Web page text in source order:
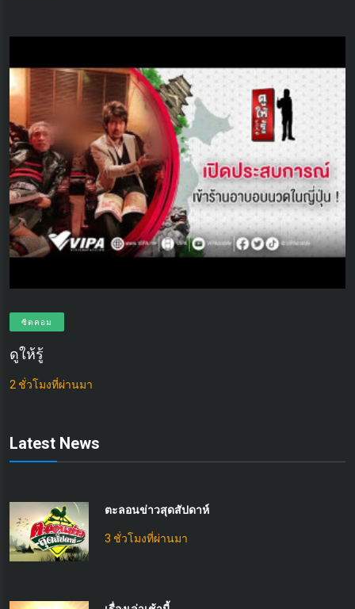
ซิตคอม
ดูให้รู้
2 ชั่วโมงที่ผ่านมา
Latest News
ตะลอนข่าวสุดสัปดาห์
3 ชั่วโมงที่ผ่านมา